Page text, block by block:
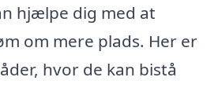
hjælpe dig med at
om mere plads. Her er
hvor de kan bistå